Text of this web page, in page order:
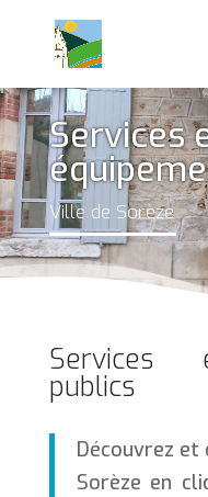
Services
Ville de Sorèze
Services
publics
Découvrez
Sorèze en